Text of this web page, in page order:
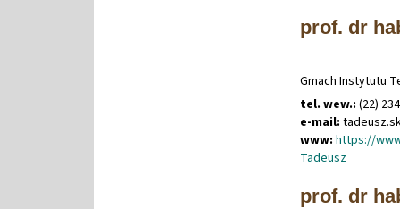
prof. dr
Gmach Instytutu
tel. wew.: (22)
e-mail: tadeusz.
www: https://
Tadeusz
prof. dr